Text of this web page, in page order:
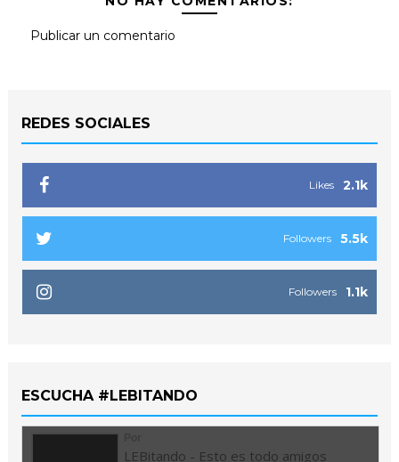
Publicar un comentario
REDES SOCIALES
2.1k
Likes
5.5k
Followers
1.1k
Followers
ESCUCHA #LEBITANDO